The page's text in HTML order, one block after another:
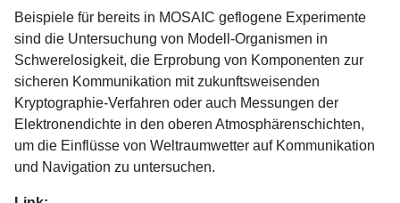
Beispiele für bereits in MOSAIC geflogene Experimente
sind die Untersuchung von Modell-Organismen in
Schwerelosigkeit, die Erprobung von Komponenten zur
sicheren Kommunikation mit zukunftsweisenden
Kryptographie-Verfahren oder auch Messungen der
Elektronendichte in den oberen Atmosphärenschichten,
um die Einflüsse von Weltraumwetter auf Kommunikation
und Navigation zu untersuchen.